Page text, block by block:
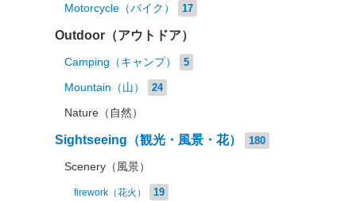
Motorcycle（バイク） 17
Outdoor（アウトドア）
Camping（キャンプ） 5
Mountain（山） 24
Nature（自然）
Sightseeing（観光・風景・花） 180
Scenery（風景）
firework（花火） 19